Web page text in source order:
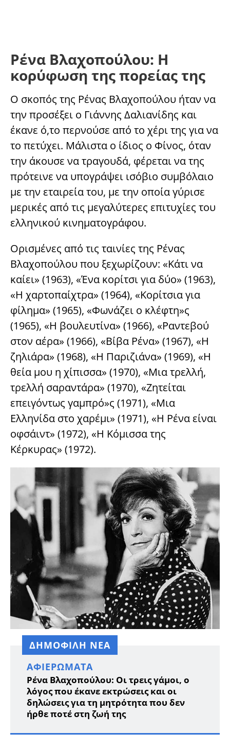
Ρένα Βλαχοπούλου: Η
κορύφωση της πορείας της
Ο σκοπός της Ρένας Βλαχοπούλου ήταν να
την προσέξει ο Γιάννης Δαλιανίδης και
έκανε ό,το περνούσε από το χέρι της για να
το πετύχει. Μάλιστα ο ίδιος ο Φίνος, όταν
την άκουσε να τραγουδά, φέρεται να της
πρότεινε να υπογράψει ισόβιο συμβόλαιο
με την εταιρεία του, με την οποία γύρισε
μερικές από τις μεγαλύτερες επιτυχίες του
ελληνικού κινηματογράφου.
Ορισμένες από τις ταινίες της Ρένας
Βλαχοπούλου που ξεχωρίζουν: «Κάτι να
καίει» (1963), «Ένα κορίτσι για δύο» (1963),
«Η χαρτοπαίχτρα» (1964), «Κορίτσια για
φίλημα» (1965), «Φωνάζει ο κλέφτη»ς
(1965), «Η βουλευτίνα» (1966), «Ραντεβού
στον αέρα» (1966), «Βίβα Ρένα» (1967), «Η
ζηλιάρα» (1968), «Η Παριζιάνα» (1969), «Η
θεία μου η χίπισσα» (1970), «Μια τρελλή,
τρελλή σαραντάρα» (1970), «Ζητείται
επειγόντως γαμπρό»ς (1971), «Μια
Ελληνίδα στο χαρέμι» (1971), «Η Ρένα είναι
οφσάιντ» (1972), «Η Κόμισσα της
Κέρκυρας» (1972).
ΔΗΜΟΦΙΛΗ ΝΕΑ
ΑΦΙΕΡΏΜΑΤΑ
Ρένα Βλαχοπούλου: Οι τρεις γάμοι, ο
λόγος που έκανε εκτρώσεις και οι
δηλώσεις για τη μητρότητα που δεν
ήρθε ποτέ στη ζωή της